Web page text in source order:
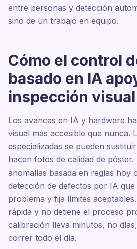
entre personas y detección
sino de un trabajo en equipo.
Cómo el control
basado en IA
inspección visual
Los avances en IA y hardware
visual más accesible que nunca.
especializadas se pueden
hacen fotos de calidad de póster.
anomalías basada en reglas hoy
detección de defectos por IA que
problema y fija límites
rápida y no detiene el proceso
calibración lleva minutos, no
correr todo el día.